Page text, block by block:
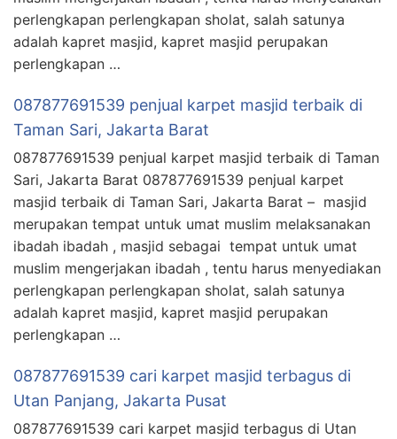
perlengkapan perlengkapan sholat, salah satunya
adalah kapret masjid, kapret masjid perupakan
perlengkapan …
087877691539 penjual karpet masjid terbaik di
Taman Sari, Jakarta Barat
087877691539 penjual karpet masjid terbaik di Taman
Sari, Jakarta Barat 087877691539 penjual karpet
masjid terbaik di Taman Sari, Jakarta Barat – masjid
merupakan tempat untuk umat muslim melaksanakan
ibadah ibadah , masjid sebagai tempat untuk umat
muslim mengerjakan ibadah , tentu harus menyediakan
perlengkapan perlengkapan sholat, salah satunya
adalah kapret masjid, kapret masjid perupakan
perlengkapan …
087877691539 cari karpet masjid terbagus di
Utan Panjang, Jakarta Pusat
087877691539 cari karpet masjid terbagus di Utan